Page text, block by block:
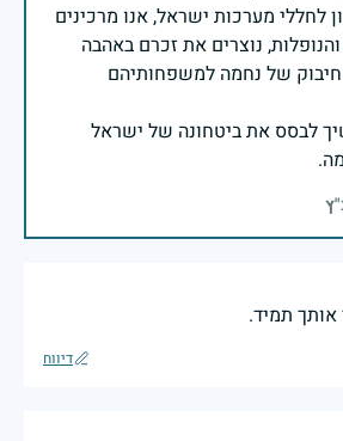
לחללי מערכות ישראל, אנו מרכינים
נוצרים את זכרם באהבה
חיבוק של נחמה למשפחותיהם
לבסס את ביטחונה של ישראל
אותך תמיד.
דיווח